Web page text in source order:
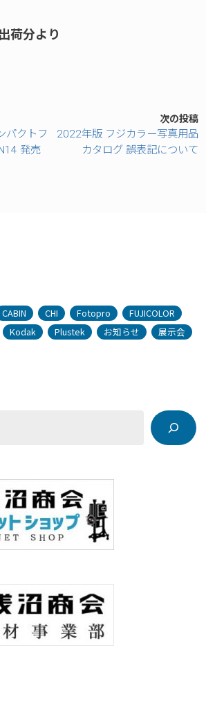
荷分より
パクトフ
発売
次の投稿
2022年版 フジカラー写真用品
カタログ 誤表記について
CABIN CHI Fotopro
FUJICOLOR
Kodak Plustek お知らせ
展示会